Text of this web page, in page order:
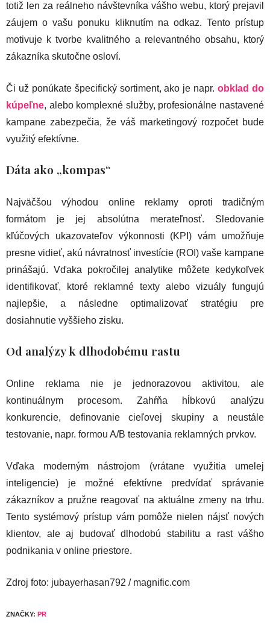
totiž len za reálneho návštevníka vášho webu, ktorý prejavil
záujem o vašu ponuku kliknutím na odkaz. Tento prístup
motivuje k tvorbe kvalitného a relevantného obsahu, ktorý
zákazníka skutočne osloví.
Či už ponúkate špecifický sortiment, ako je napr.obklad do
kúpeľne, alebo komplexné služby, profesionálne nastavené
kampane zabezpečia, že váš marketingový rozpočet bude
využitý efektívne.
Dáta ako „kompas“
Najväčšou výhodou online reklamy oproti tradičným
formátom je jej absolútna merateľnosť. Sledovanie
kľúčových ukazovateľov výkonnosti (KPI) vám umožňuje
presne vidieť, akú návratnosť investície (ROI) vaše kampane
prinášajú. Vďaka pokročilej analytike môžete kedykoľvek
identifikovať, ktoré reklamné texty alebo vizuály fungujú
najlepšie, a následne optimalizovať stratégiu pre
dosiahnutie vyššieho zisku.
Od analýzy k dlhodobému rastu
Online reklama nie je jednorazovou aktivitou, ale
kontinuálnym procesom. Zahŕňa hĺbkovú analýzu
konkurencie, definovanie cieľovej skupiny a neustále
testovanie, napr. formou A/B testovania reklamných prvkov.
Vďaka moderným nástrojom (vrátane využitia umelej
inteligencie) je možné efektívne predvídať správanie
zákazníkov a pružne reagovať na aktuálne zmeny na trhu.
Tento systémový prístup vám pomôže nielen nájsť nových
klientov, ale aj budovať dlhodobú stabilitu a rast vášho
podnikania v online priestore.
Zdroj foto: jubayerhasan792 / magnific.com
ZNAČKY: PR